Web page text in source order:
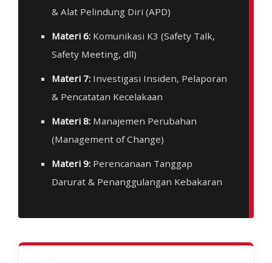
& Alat Pelindung Diri (APD)
Materi 6: Komunikasi K3 (Safety Talk,
Safety Meeting, dll)
Materi 7: Investigasi Insiden, Pelaporan
& Pencatatan Kecelakaan
Materi 8: Manajemen Perubahan
(Management of Change)
Materi 9: Perencanaan Tanggap
Darurat & Penanggulangan Kebakaran